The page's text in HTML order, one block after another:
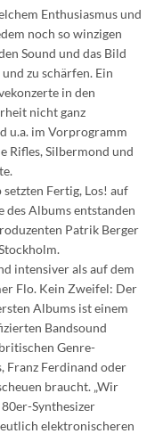
Enthusiasmus und
noch so winzigen
Sound und das Bild
zu schärfen. Ein
in den
nicht ganz
u.a. im Vorprogramm
Rifles, Silbermond und
Fertig, Los! auf
des Albums entstanden
Patrik Berger
intensiver als auf dem
Flo. Kein Zweifel: Der
Albums ist einem
Bandsound
Genre-
Franz Ferdinand oder
braucht. „Wir
Synthesizer
elektronischeren